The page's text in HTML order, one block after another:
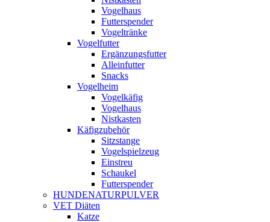
Vogelhaus
Futterspender
Vogeltränke
Vogelfutter
Ergänzungsfutter
Alleinfutter
Snacks
Vogelheim
Vogelkäfig
Vogelhaus
Nistkasten
Käfigzubehör
Sitzstange
Vogelspielzeug
Einstreu
Schaukel
Futterspender
HUNDENATURPULVER
VET Diäten
Katze